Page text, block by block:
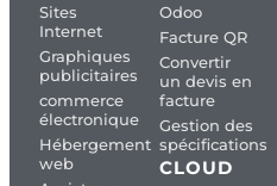
Sites
Internet
Graphiques
publicitaires
commerce
électronique
Hébergement
web
Odoo
Facture QR
Convertir
un devis en
facture
Gestion des
spécifications
CLOUD